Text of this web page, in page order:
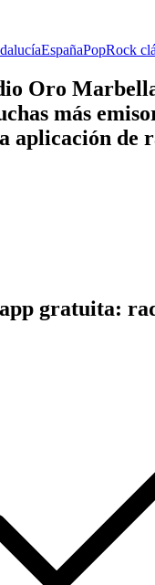
EspañaPopRock
Oro
más
aplicación de
gratuita: